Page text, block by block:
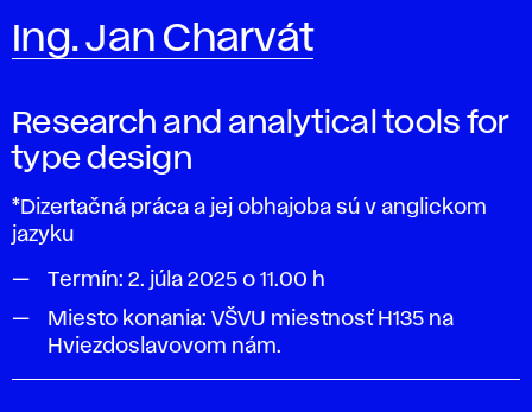
Ing. Jan Charvát
Research and analytical tools for
type design
*Dizertačná práca a jej obhajoba sú v anglickom
jazyku
Termín: 2. júla 2025 o 11.00 h
Miesto konania: VŠVU miestnosť H135 na
Hviezdoslavovom nám.